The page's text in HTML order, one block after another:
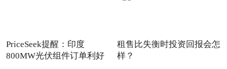
PriceSeek提醒：印度
800MW光伏组件订单利好
租售比失衡时投资回报会怎
样？